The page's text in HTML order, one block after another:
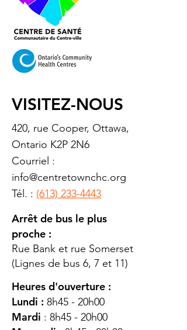
VISITEZ-NOUS
420, rue Cooper, Ottawa,
Ontario K2P 2N6
Courriel :
info@centretownchc.org
Tél. : (613) 233-4443
Arrêt de bus le plus
proche :
Rue Bank et rue Somerset
(Lignes de bus 6, 7 et 11)
Heures d'ouverture :
Lundi : 8h45 - 20h00
Mardi : 8h45 - 20h00